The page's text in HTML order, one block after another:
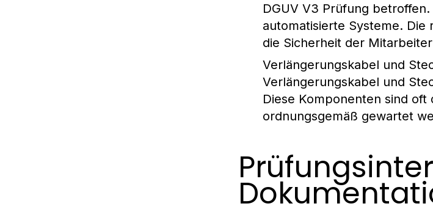
DGUV V3 Prüfung
automatisierte Systeme.
die Sicherheit der
Verlängerungskabel und
Verlängerungskabel und
Diese Komponenten sind
ordnungsgemäß gewartet